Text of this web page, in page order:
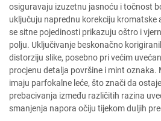
osiguravaju izuzetnu jasnoću i točnost
uključuju naprednu korekciju kromatske
se sitne pojedinosti prikazuju oštro i
polju. Uključivanje beskonačno
distorziju slike, posebno pri većim
procjenu detalja površine i mint oznaka.
imaju parfokalne leće, što znači da
prebacivanja između različitih razina
smanjenja napora očiju tijekom duljih